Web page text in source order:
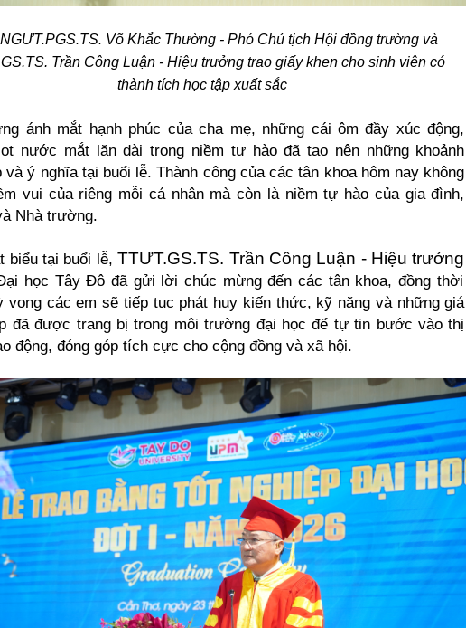
NGƯT.PGS.TS. Võ Khắc Thường - Phó Chủ tịch Hội đồng trường và
Trần Công Luận - Hiệu trưởng trao giấy khen cho sinh viên có
thành tích học tập xuất sắc
ánh mắt hạnh phúc của cha mẹ, những cái ôm đầy xúc động,
nước mắt lăn dài trong niềm tự hào đã tạo nên những khoảnh
và ý nghĩa tại buổi lễ. Thành công của các tân khoa hôm nay không
vui của riêng mỗi cá nhân mà còn là niềm tự hào của gia đình,
Nhà trường.
biểu tại buổi lễ,TTƯT.GS.TS. Trần Công Luận - Hiệu trưởng
học Tây Đô đã gửi lời chúc mừng đến các tân khoa, đồng thời
vọng các em sẽ tiếp tục phát huy kiến thức, kỹ năng và những giá
đã được trang bị trong môi trường đại học để tự tin bước vào thị
động, đóng góp tích cực cho cộng đồng và xã hội.